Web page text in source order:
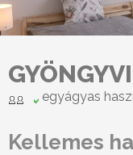
egyágyas
Kellemes